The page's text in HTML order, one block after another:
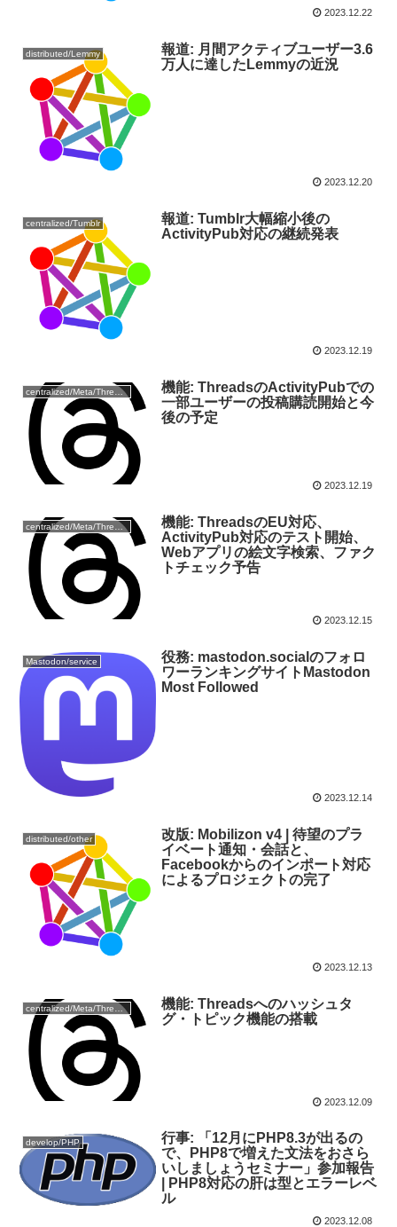
2023.12.22
distributed/Lemmy
報道: 月間アクティブユーザー3.6
万人に達したLemmyの近況
2023.12.20
centralized/Tumblr
報道: Tumblr大幅縮小後の
ActivityPub対応の継続発表
2023.12.19
centralized/Meta/Threads
機能: ThreadsのActivityPubでの
一部ユーザーの投稿購読開始と今
後の予定
2023.12.19
centralized/Meta/Threads
機能: ThreadsのEU対応、
ActivityPub対応のテスト開始、
Webアプリの絵文字検索、ファク
トチェック予告
2023.12.15
Mastodon/service
役務: mastodon.socialのフォロ
ワーランキングサイトMastodon
Most Followed
2023.12.14
distributed/other
改版: Mobilizon v4 | 待望のプラ
イベート通知・会話と、
Facebookからのインポート対応
によるプロジェクトの完了
2023.12.13
centralized/Meta/Threads
機能: Threadsへのハッシュタ
グ・トピック機能の搭載
2023.12.09
develop/PHP
行事: 「12月にPHP8.3が出るの
で、PHP8で増えた文法をおさら
いしましょうセミナー」参加報告
| PHP8対応の肝は型とエラーレベ
ル
2023.12.08